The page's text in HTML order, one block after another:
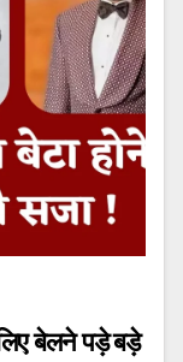
बेलने पड़े बड़े